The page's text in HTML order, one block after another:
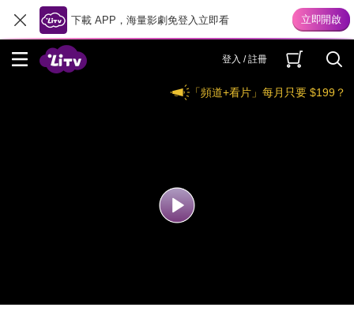
下載 APP，海量影劇免登入立即看
登入 / 註冊
「頻道+看片」每月只要 $199？